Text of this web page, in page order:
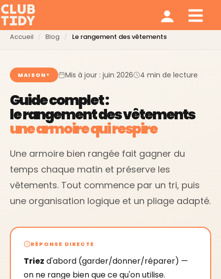
Accueil Blog Le rangement des vêtements
MAISON Mis à jour : juin 2026 4 min de lecture
Guide complet :
le rangement des vêtements
une armoire qui respire
Une armoire bien rangée fait gagner du
temps chaque matin et préserve les
vêtements. Tout commence par un tri, puis
une organisation logique et un pliage adapté.
RÉPONSE DIRECTE
Triez d'abord (garder/donner/réparer) —
on ne range bien que ce qu'on utilise.